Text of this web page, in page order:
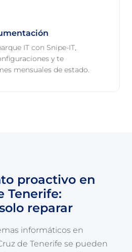
IT con Snipe-IT,
y te
mensuales de estado.
proactivo en
Tenerife:
reparar
informáticos en
de Tenerife se pueden